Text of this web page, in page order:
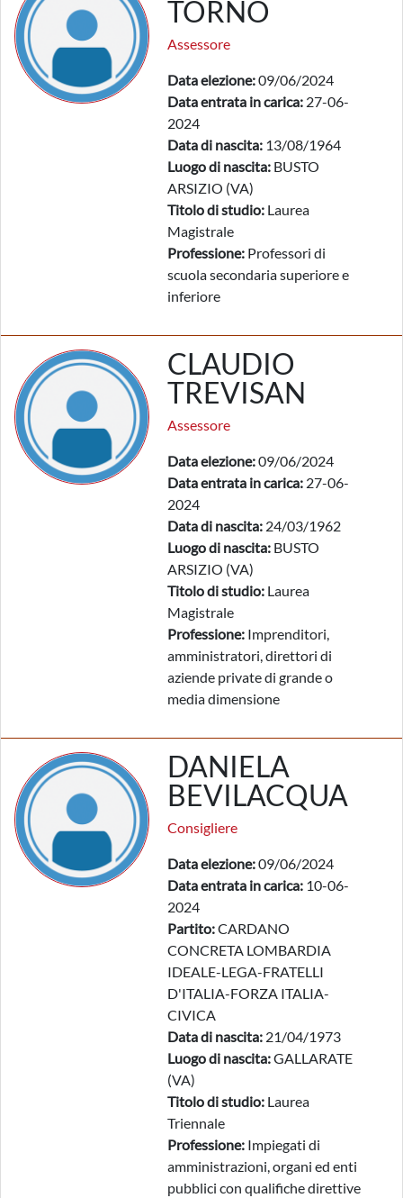
TORNO
Assessore
Data elezione:09/06/2024
Data entrata in carica: 27-06-
2024
Data di nascita: 13/08/1964
Luogo di nascita: BUSTO
ARSIZIO (VA)
Titolo di studio: Laurea
Magistrale
Professione: Professori di
scuola secondaria superiore e
inferiore
CLAUDIO
TREVISAN
Assessore
Data elezione:09/06/2024
Data entrata in carica: 27-06-
2024
Data di nascita: 24/03/1962
Luogo di nascita: BUSTO
ARSIZIO (VA)
Titolo di studio: Laurea
Magistrale
Professione: Imprenditori,
amministratori, direttori di
aziende private di grande o
media dimensione
DANIELA
BEVILACQUA
Consigliere
Data elezione:09/06/2024
Data entrata in carica: 10-06-
2024
Partito:CARDANO
CONCRETA LOMBARDIA
IDEALE-LEGA-FRATELLI
D'ITALIA-FORZA ITALIA-
CIVICA
Data di nascita: 21/04/1973
Luogo di nascita:GALLARATE
(VA)
Titolo di studio: Laurea
Triennale
Professione: Impiegati di
amministrazioni, organi ed enti
pubblici con qualifiche direttive